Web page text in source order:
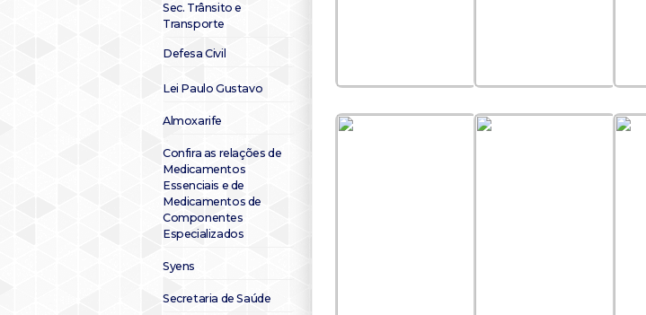
Sec. Trânsito e
Transporte
Defesa Civil
Lei Paulo Gustavo
Almoxarife
Confira as relações de
Medicamentos
Essenciais e de
Medicamentos de
Componentes
Especializados
Syens
Secretaria de Saúde